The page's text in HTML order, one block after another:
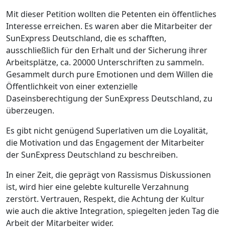
Mit dieser Petition wollten die Petenten ein öffentliches
Interesse erreichen. Es waren aber die Mitarbeiter der
SunExpress Deutschland, die es schafften,
ausschließlich für den Erhalt und der Sicherung ihrer
Arbeitsplätze, ca. 20000 Unterschriften zu sammeln.
Gesammelt durch pure Emotionen und dem Willen die
Öffentlichkeit von einer extenzielle
Daseinsberechtigung der SunExpress Deutschland, zu
überzeugen.
Es gibt nicht genügend Superlativen um die Loyalität,
die Motivation und das Engagement der Mitarbeiter
der SunExpress Deutschland zu beschreiben.
In einer Zeit, die geprägt von Rassismus Diskussionen
ist, wird hier eine gelebte kulturelle Verzahnung
zerstört. Vertrauen, Respekt, die Achtung der Kultur
wie auch die aktive Integration, spiegelten jeden Tag die
Arbeit der Mitarbeiter wider.